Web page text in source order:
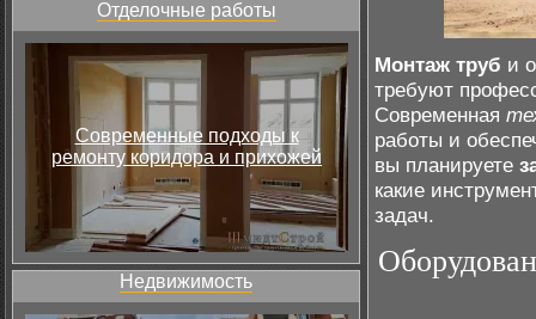
Отделочные работы
Современные подходы к
ремонту коридора и прихожей
Недвижимость
Монтаж труб и
требуют
Современная
работы и
вы планируете
какие
задач.